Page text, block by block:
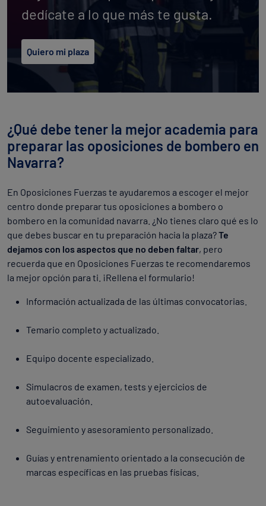
dedícate a lo que más te gusta.
Quiero mi plaza
¿Qué debe tener la mejor academia para
preparar las oposiciones de bombero en
Navarra?
En Oposiciones Fuerzas te ayudaremos a escoger el mejor
centro donde preparar tus oposiciones a bombero o
bombero en la comunidad navarra. ¿No tienes claro qué es lo
que debes buscar en tu preparación hacia la plaza?Te
dejamos con los aspectos que no deben faltar, pero
recuerda que en Oposiciones Fuerzas te recomendaremos
la mejor opción para ti. ¡Rellena el formulario!
Información actualizada de las últimas convocatorias.
Temario completo y actualizado.
Equipo docente especializado.
Simulacros de examen, tests y ejercicios de
autoevaluación.
Seguimiento y asesoramiento personalizado.
Guías y entrenamiento orientado a la consecución de
marcas específicas en las pruebas físicas.